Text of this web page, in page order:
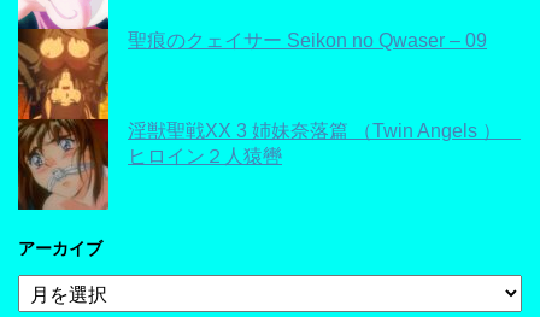
聖痕のクェイサー Seikon no Qwaser – 09
淫獣聖戦XX 3 姉妹奈落篇 （Twin Angels ）
ヒロイン２人猿轡
アーカイブ
ア
ー